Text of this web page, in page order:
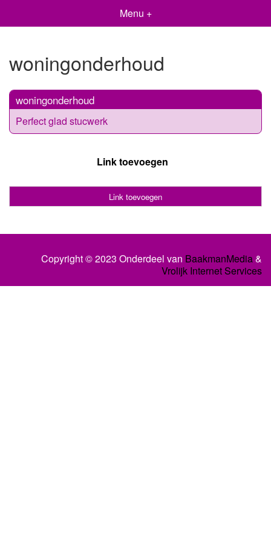
Menu +
woningonderhoud
woningonderhoud
Perfect glad stucwerk
Link toevoegen
Link toevoegen
Copyright © 2023 Onderdeel van BaakmanMedia&
Vrolijk Internet Services